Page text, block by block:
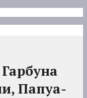
Папуа-